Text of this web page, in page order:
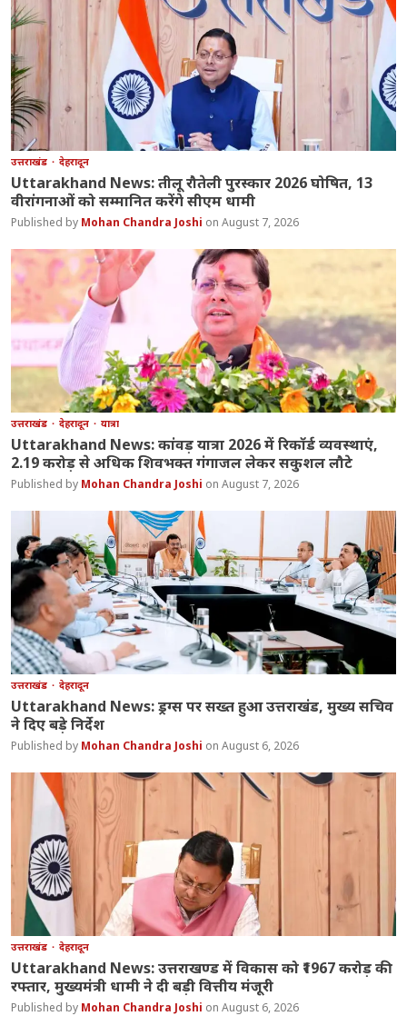
उत्तराखंड देहरादून
Uttarakhand News: तीलू रौतेली पुरस्कार 2026 घोषित, 13
वीरांगनाओं को सम्मानित करेंगे सीएम धामी
Mohan Chandra Joshi August 7, 2026
उत्तराखंड देहरादून यात्रा
Uttarakhand News: कांवड़ यात्रा 2026 में रिकॉर्ड व्यवस्थाएं,
2.19 करोड़ से अधिक शिवभक्त गंगाजल लेकर सकुशल लौटे
Mohan Chandra Joshi August 7, 2026
उत्तराखंड देहरादून
Uttarakhand News: ड्रग्स पर सख्त हुआ उत्तराखंड, मुख्य सचिव
ने दिए बड़े निर्देश
Mohan Chandra Joshi August 6, 2026
उत्तराखंड देहरादून
Uttarakhand News: उत्तराखण्ड में विकास को ₹1967 करोड़ की
रफ्तार, मुख्यमंत्री धामी ने दी बड़ी वित्तीय मंजूरी
Mohan Chandra Joshi August 6, 2026